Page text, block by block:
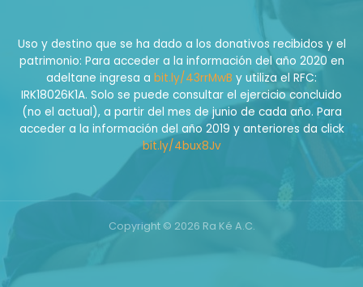
Uso y destino que se ha dado a los donativos recibidos y el
patrimonio: Para acceder a la información del año 2020 en
adeltane ingresa a bit.ly/43rrMwB y utiliza el RFC:
IRK18026K1A. Solo se puede consultar el ejercicio concluido
(no el actual), a partir del mes de junio de cada año. Para
acceder a la información del año 2019 y anteriores da click
bit.ly/4bux8Jv
Copyright © 2026 Ra Ké A.C.